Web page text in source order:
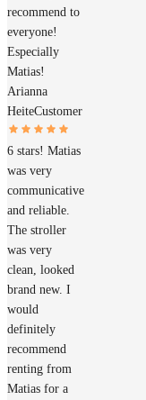
recommend to
everyone!
Especially
Matias!
Arianna
HeiteCustomer
6 stars! Matias
was very
communicative
and reliable.
The stroller
was very
clean, looked
brand new. I
would
definitely
recommend
renting from
Matias for a